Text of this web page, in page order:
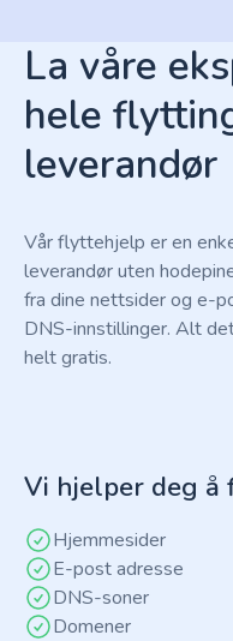
La våre
hele
leverandør
Vår flyttehjelp er en
leverandør uten
fra dine nettsider og e-
DNS-innstillinger. Alt
helt gratis.
Vi hjelper deg å
Hjemmesider
E-post adresse
DNS-soner
Domener